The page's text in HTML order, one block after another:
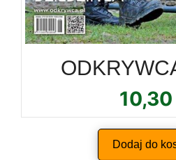
10,30
Dodaj do